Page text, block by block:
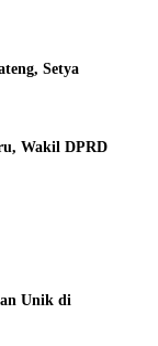
Setya
Wakil DPRD
Unik di